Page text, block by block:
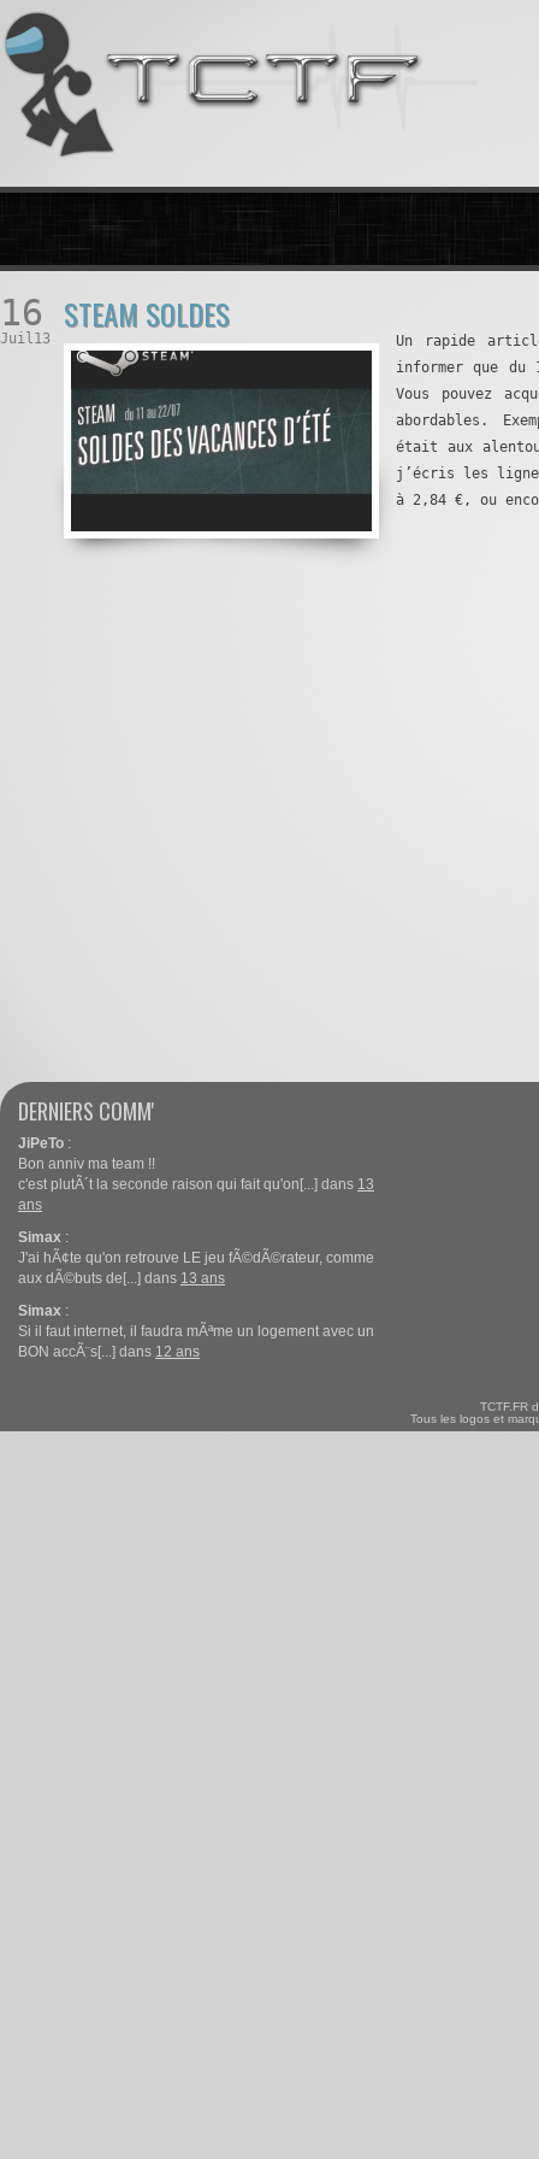
16
Juil13
STEAM SOLDES
Un rapide
informer que
Vous pouvez
abordables.
était aux
j’écris les
à 2,84 €, ou
DERNIERS COMM'
JiPeTo :
Bon anniv ma team !!
c'est plutÃ´t la seconde raison qui fait qu'on[...] dans 13
ans
Simax :
J'ai hÃ¢te qu'on retrouve LE jeu fÃ©dÃ©rateur, comme
aux dÃ©buts de[...] dans 13 ans
Simax :
Si il faut internet, il faudra mÃªme un logement avec un
BON accÃ¨s[...] dans 12 ans
TCTF.FR
Tous les logos et